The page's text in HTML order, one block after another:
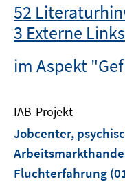
52
3 Externe Links
im Aspekt
IAB-Projekt
Jobcenter,
Fluchterfahrung